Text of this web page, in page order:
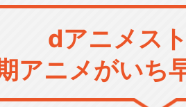
dアニメス
アニメがいち